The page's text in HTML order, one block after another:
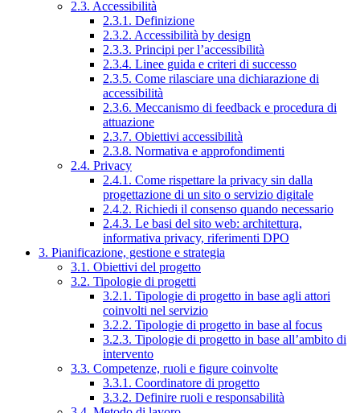
2.3. Accessibilità
2.3.1. Definizione
2.3.2. Accessibilità by design
2.3.3. Principi per l’accessibilità
2.3.4. Linee guida e criteri di successo
2.3.5. Come rilasciare una dichiarazione di
accessibilità
2.3.6. Meccanismo di feedback e procedura di
attuazione
2.3.7. Obiettivi accessibilità
2.3.8. Normativa e approfondimenti
2.4. Privacy
2.4.1. Come rispettare la privacy sin dalla
progettazione di un sito o servizio digitale
2.4.2. Richiedi il consenso quando necessario
2.4.3. Le basi del sito web: architettura,
informativa privacy, riferimenti DPO
3. Pianificazione, gestione e strategia
3.1. Obiettivi del progetto
3.2. Tipologie di progetti
3.2.1. Tipologie di progetto in base agli attori
coinvolti nel servizio
3.2.2. Tipologie di progetto in base al focus
3.2.3. Tipologie di progetto in base all’ambito di
intervento
3.3. Competenze, ruoli e figure coinvolte
3.3.1. Coordinatore di progetto
3.3.2. Definire ruoli e responsabilità